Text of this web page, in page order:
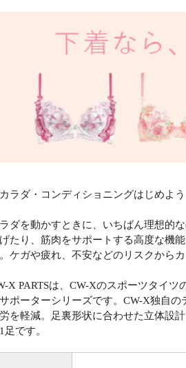
ラダ・コンディショニングはじめよう
ダを動かすときに、いちばん理想的
たり、筋肉をサポートする高度な機
ケガや疲れ、不安などのリスクから
X PARTSは、CW-Xのスポーツタイ
ポーターシリーズです。CW-X独自
を軽減。足裏形状に合わせた立体設
足です。